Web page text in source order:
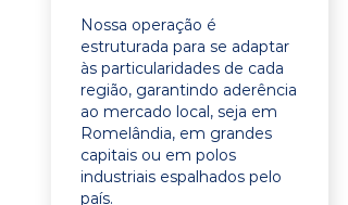
Nossa operação é
estruturada para se adaptar
às particularidades de cada
região, garantindo aderência
ao mercado local, seja em
Romelândia, em grandes
capitais ou em polos
industriais espalhados pelo
país.